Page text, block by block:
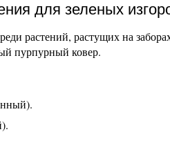
для зеленых
растений, растущих на
пурпурный ковер.